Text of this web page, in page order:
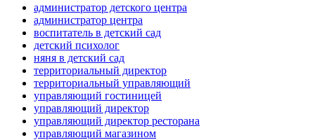
администратор детского центра
администратор центра
воспитатель в детский сад
детский психолог
няня в детский сад
территориальный директор
территориальный управляющий
управляющий гостиницей
управляющий директор
управляющий директор ресторана
управляющий магазином